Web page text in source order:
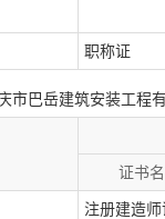
职称证
市巴岳建筑安装工程
证书
注册建造